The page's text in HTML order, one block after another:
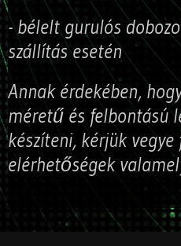
- bélelt gurulós
szállítás esetén
Annak érdekében,
méretű és felbontású
készíteni, kérjük
elérhetőségek